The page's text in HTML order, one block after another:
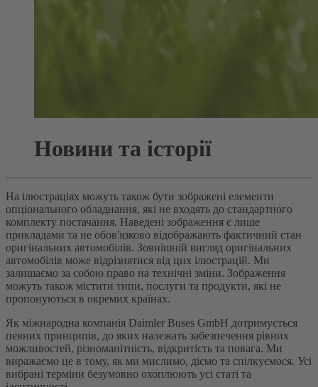
Новини та історії
На ілюстраціях можуть також бути зображені елементи
опціонального обладнання, які не входять до стандартного
комплекту постачання. Наведені зображення є лише
прикладами та не обов'язково відображають фактичний стан
оригінальних автомобілів. Зовнішній вигляд оригінальних
автомобілів може відрізнятися від цих ілюстрацій. Ми
залишаємо за собою право на технічні зміни. Зображення
можуть також містити типи, послуги та продукти, які не
пропонуються в окремих країнах.
Як міжнародна компанія Daimler Buses GmbH дотримується
певних принципів, до яких належать забезпечення рівних
можливостей, різноманітність, відкритість та повага. Ми
виражаємо це в тому, як ми мислимо, діємо та спілкуємося. Усі
вибрані терміни безумовно охоплюють усі статі та